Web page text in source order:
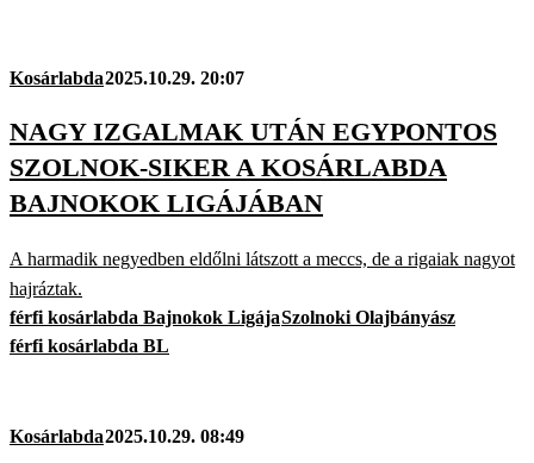
Kosárlabda2025.10.29. 20:07
NAGY IZGALMAK UTÁN EGYPONTOS
SZOLNOK-SIKER A KOSÁRLABDA
BAJNOKOK LIGÁJÁBAN
A harmadik negyedben eldőlni látszott a meccs, de a rigaiak nagyot
hajráztak.
férfi kosárlabda Bajnokok LigájaSzolnoki Olajbányász
férfi kosárlabda BL
Kosárlabda2025.10.29. 08:49